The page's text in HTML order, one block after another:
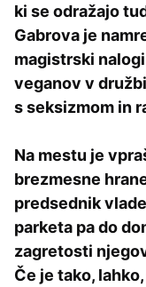
ki se odražajo
Gabrova je
magistrski
veganov v
s seksizmom in
Na mestu je
brezmesne
predsednik
parketa pa do
zagretosti
Če je tako,